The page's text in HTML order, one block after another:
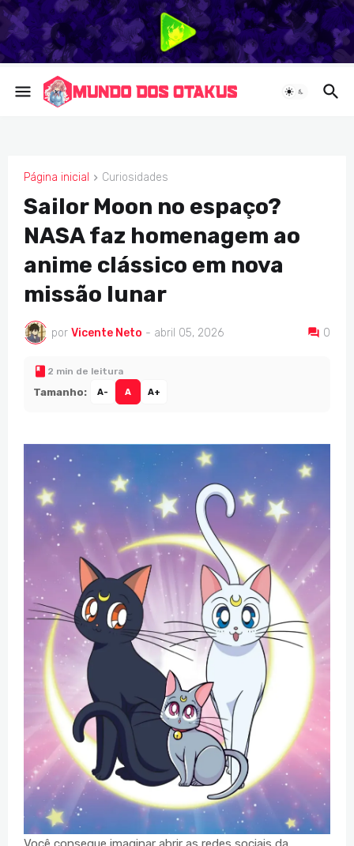
Página inicial Curiosidades
CURIOSIDADES
Sailor Moon no espaço?
NASA faz homenagem ao
anime clássico em nova
missão lunar
por Vicente Neto - abril 05, 2026 0
2 min de leitura
Tamanho: A- A A+